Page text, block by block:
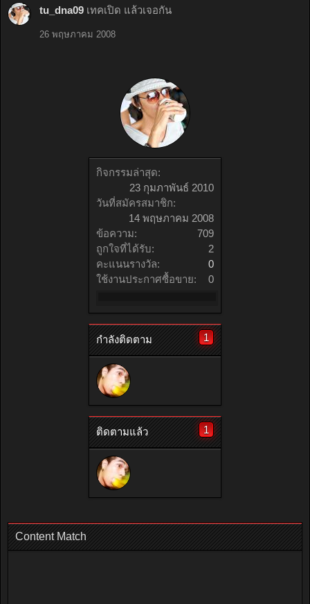
กิจกรรมล่าสุด:
23 กุมภาพันธ์ 2010
วันที่สมัครสมาชิก:
14 พฤษภาคม 2008
ข้อความ:
709
ถูกใจที่ได้รับ:
2
คะแนนรางวัล:
0
ใช้งานประกาศซื้อขาย:
0
กำลังติดตาม 1
ติดตามแล้ว 1
tu_dna09 เทคเปิด แล้วเจอกัน
26 พฤษภาคม 2008
Content Match